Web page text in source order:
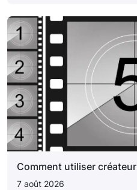
Comment utiliser
7 août 2026